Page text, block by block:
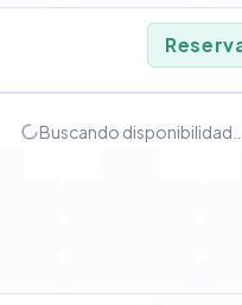
progress_activityBuscando disponibilidad…